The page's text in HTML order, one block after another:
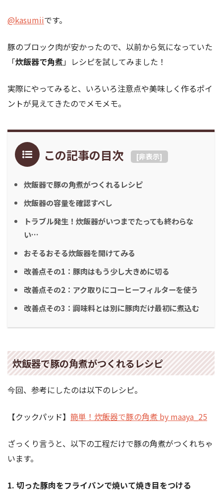
@kasumiiです。
豚のブロック肉が安かったので、以前から気になっていた
「炊飯器で角煮」レシピを試してみました！
実際にやってみると、いろいろ注意点や美味しく作るポイ
ントが見えてきたのでメモメモ。
この記事の目次 [非表示]
炊飯器で豚の角煮がつくれるレシピ
炊飯器の容量を確認すべし
トラブル発生！炊飯器がいつまでたっても終わらな
い…
おそるおそる炊飯器を開けてみる
改善点その1：豚肉はもう少し大きめに切る
改善点その2：アク取りにコーヒーフィルターを使う
改善点その3：調味料とは別に豚肉だけ最初に煮込む
炊飯器で豚の角煮がつくれるレシピ
今回、参考にしたのは以下のレシピ。
【クックパッド】 簡単！炊飯器で豚の角煮 by maaya_25
ざっくり言うと、以下の工程だけで豚の角煮がつくれちゃ
います。
1. 切った豚肉をフライパンで焼いて焼き目をつける